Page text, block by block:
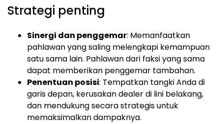
Strategi penting
Sinergi dan penggemar: Memanfaatkan
pahlawan yang saling melengkapi kemampuan
satu sama lain. Pahlawan dari faksi yang sama
dapat memberikan penggemar tambahan.
Penentuan posisi: Tempatkan tangki Anda di
garis depan, kerusakan dealer di lini belakang,
dan mendukung secara strategis untuk
memaksimalkan dampaknya.